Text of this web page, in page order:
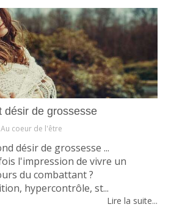
désir de grossesse
Au coeur de l'être
désir de grossesse ...
l'impression de vivre un
du combattant ?
hypercontrôle, st...
Lire la suite...